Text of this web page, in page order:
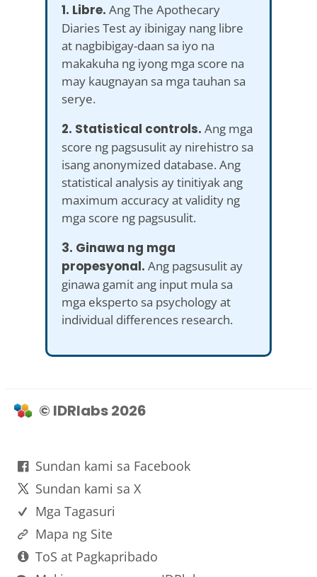
1. Libre. Ang The Apothecary
Diaries Test ay ibinigay nang libre
at nagbibigay-daan sa iyo na
makakuha ng iyong mga score na
may kaugnayan sa mga tauhan sa
serye.
2. Statistical controls. Ang mga
score ng pagsusulit ay nirehistro sa
isang anonymized database. Ang
statistical analysis ay tinitiyak ang
maximum accuracy at validity ng
mga score ng pagsusulit.
3. Ginawa ng mga
propesyonal. Ang pagsusulit ay
ginawa gamit ang input mula sa
mga eksperto sa psychology at
individual differences research.
© IDRlabs 2026
Sundan kami sa Facebook
Sundan kami sa X
Mga Tagasuri
Mapa ng Site
ToS at Pagkapribado